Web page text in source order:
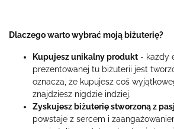
Dlaczego warto wybrać moją biżuterię?
Kupujesz unikalny produkt - każdy
prezentowanej tu biżuterii jest
oznacza, że kupujesz coś
znajdziesz nigdzie indziej.
Zyskujesz biżuterię stworzoną z
powstaje z sercem i